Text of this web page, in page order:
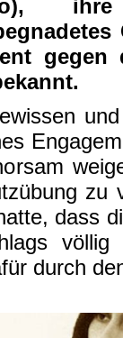
gegen
zu
dass
völlig
durch